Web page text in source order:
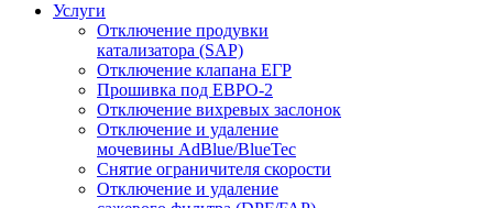
Услуги
Отключение продувки
катализатора (SAP)
Отключение клапана ЕГР
Прошивка под ЕВРО-2
Отключение вихревых заслонок
Отключение и удаление
мочевины AdBlue/BlueTec
Снятие ограничителя скорости
Отключение и удаление